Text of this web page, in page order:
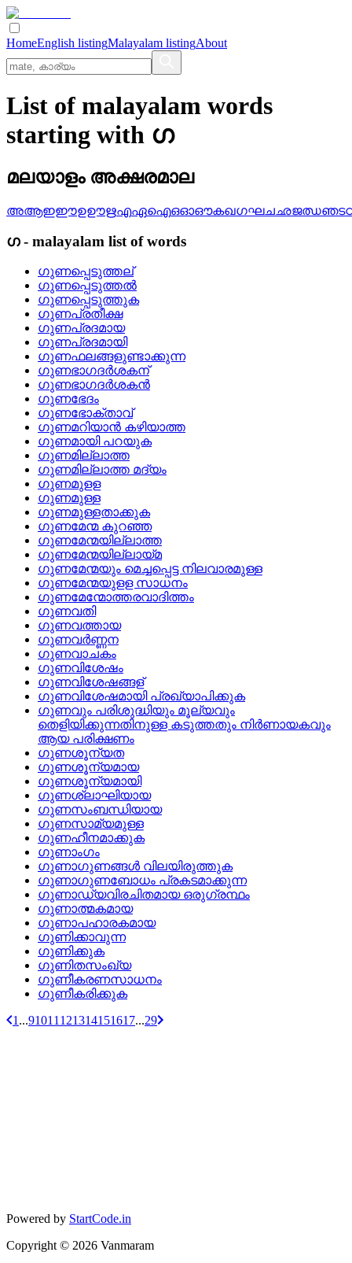
HomeEnglish listingMalayalam listingAbout
List of malayalam words
starting with ഗ
മലയാളം അക്ഷരമാല
അആഇഈഉഊഋഎഏഐഒഓഔകഖഗഘചഛജഝഞട
ഗ- malayalam list of words
ഗുണപ്പെടുത്തല്
ഗുണപ്പെടുത്തല്‍
ഗുണപ്പെടുത്തുക
ഗുണപ്രതീക്ഷ
ഗുണപ്രദമായ
ഗുണപ്രദമായി
ഗുണഫലങ്ങളുണ്ടാക്കുന്ന
ഗുണഭാഗദര്‍ശകന്
ഗുണഭാഗദര്‍ശകന്‍
ഗുണഭേദം
ഗുണഭോക്താവ്
ഗുണമറിയാന്‍ കഴിയാത്ത
ഗുണമായി പറയുക
ഗുണമില്ലാത്ത
ഗുണമില്ലാത്ത മദ്യം
ഗുണമുളള
ഗുണമുള്ള
ഗുണമുള്ളതാക്കുക
ഗുണമേന്മ കുറഞ്ഞ
ഗുണമേന്മയില്ലാത്ത
ഗുണമേന്മയില്ലായ്‌മ
ഗുണമേന്മയും മെച്ചപ്പെട്ട നിലവാരമുള്ള
ഗുണമേന്മയുളള സാധനം
ഗുണമേന്മോത്തരവാദിത്തം
ഗുണവതി
ഗുണവത്തായ
ഗുണവര്‍ണ്ണന
ഗുണവാചകം
ഗുണവിശേഷം
ഗുണവിശേഷങ്ങള്
ഗുണവിശേഷമായി പ്രഖ്യാപിക്കുക
ഗുണവും പരിശുദ്ധിയും മൂല്യവും
തെളിയിക്കുന്നതിനുള്ള കടുത്തതും നിര്‍ണായകവും
ആയ പരിക്ഷണം
ഗുണശൂന്യത
ഗുണശൂന്യമായ
ഗുണശൂന്യമായി
ഗുണശ്ലാഘിയായ
ഗുണസംബന്ധിയായ
ഗുണസാമ്യമുള്ള
ഗുണഹീനമാക്കുക
ഗുണാംഗം
ഗുണാഗുണങ്ങള്‍ വിലയിരുത്തുക
ഗുണാഗുണബോധം പ്രകടമാക്കുന്ന
ഗുണാഡ്യവിരചിതമായ ഒരുഗ്രന്ഥം
ഗുണാത്മകമായ
ഗുണാപഹാരകമായ
ഗുണിക്കാവുന്ന
ഗുണിക്കുക
ഗുണിതസംഖ്യ
ഗുണീകരണസാധനം
ഗുണീകരിക്കുക
1 ...91011 121314151617...29
Powered by StartCode.in
Copyright © 2026 Vanmaram